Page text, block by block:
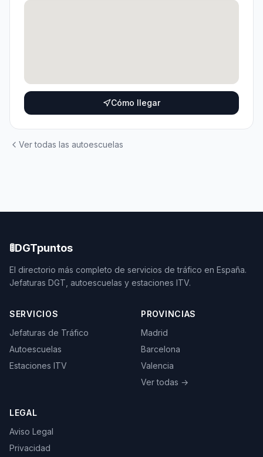
Cómo llegar
Ver todas las autoescuelas
🚦DGTpuntos
El directorio más completo de servicios de tráfico en España.
Jefaturas DGT, autoescuelas y estaciones ITV.
SERVICIOS
Jefaturas de Tráfico
Autoescuelas
Estaciones ITV
PROVINCIAS
Madrid
Barcelona
Valencia
Ver todas →
LEGAL
Aviso Legal
Privacidad